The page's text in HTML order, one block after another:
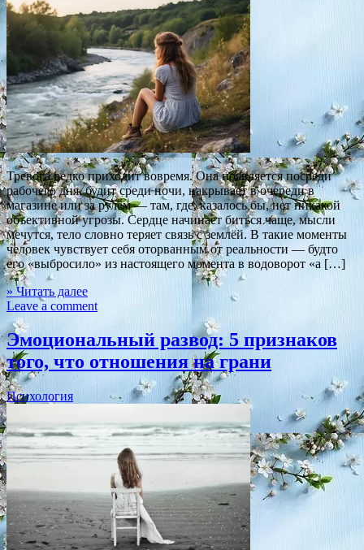
Тревога редко приходит вовремя. Она появляется посреди
рабочего дня, будит среди ночи, накрывает в очереди в
магазине или за рулём — там, где, казалось бы, нет никакой
объективной угрозы. Сердце начинает биться чаще, мысли
мечутся, тело словно теряет связь с землёй. В такие моменты
человек чувствует себя оторванным от реальности — будто
его «выбросило» из настоящего момента в водоворот «а […]
» Читать далее
Leave a comment
Эмоциональный развод: 5 признаков
того, что отношения на грани
Психология